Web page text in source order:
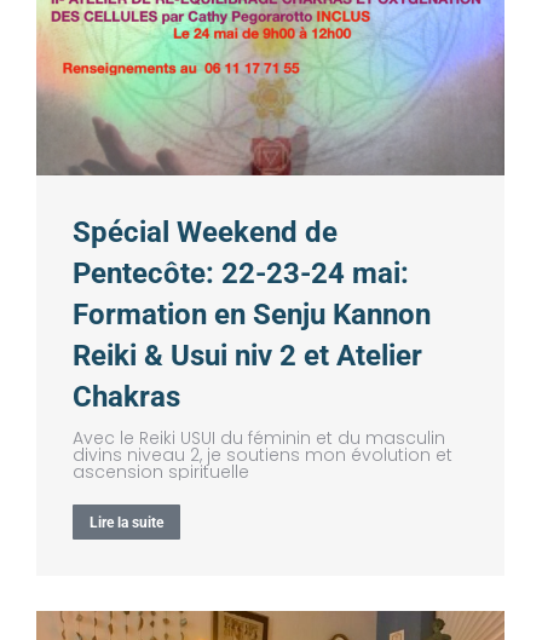
Spécial Weekend de
Pentecôte: 22-23-24 mai:
Formation en Senju Kannon
Reiki & Usui niv 2 et Atelier
Chakras
Avec le Reiki USUI du féminin et du masculin
divins niveau 2, je soutiens mon évolution et
ascension spirituelle
Lire la suite